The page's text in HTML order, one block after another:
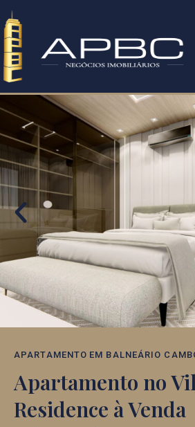
APARTAMENTO EM BALNEÁRIO
Apartamento no
Residence à Venda